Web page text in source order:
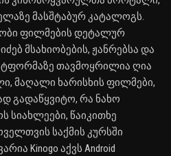
მასშტაბურ კატალოგს.
ფილმების დეტალურ
მსახიობების, ჟანრებსა და
თავმოყრილია ღია
მაღალი ხარისხის ფილმები,
გადაწყვიტო, რა ნახო
სიახლეები, წაიკითხე
საქმის კურსში
Kinogo აქვს Android